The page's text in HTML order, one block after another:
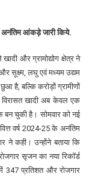
अनंतिम आंकड़े जारी किये.
और ग्रामोद्योग क्षेत्र ने
और सूक्ष्म, लघु एवं मध्यम उद्यम
है, बल्कि करोड़ों ग्रामीणों
विरासत खादी अब केवल एक
बन चुकी है। सोमवार को नई
वर्ष 2024-25 के अनंतिम
ने कही। उन्होंने बताया कि
सृजन का नया रिकॉर्ड
में 347 प्रतिशत और रोजगार